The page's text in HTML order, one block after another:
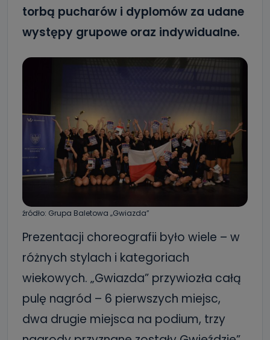
torbą pucharów i dyplomów za udane
występy grupowe oraz indywidualne.
źródło: Grupa Baletowa „Gwiazda”
Prezentacji choreografii było wiele – w
różnych stylach i kategoriach
wiekowych. „Gwiazda” przywiozła całą
pulę nagród – 6 pierwszych miejsc,
dwa drugie miejsca na podium, trzy